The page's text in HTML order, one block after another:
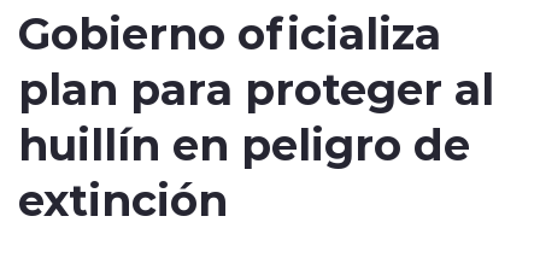
Tendencias
Deportes
Gobierno oficializa
plan para proteger al
huillín en peligro de
extinción